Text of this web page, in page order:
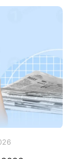
людини ще
профіль